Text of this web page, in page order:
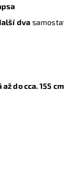
dva
do cca. 155 cm